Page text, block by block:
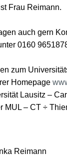
Frau Reimann.
auch gern
0160
zum
Homepage
Lausitz –
MUL – CT ÷
Reimann